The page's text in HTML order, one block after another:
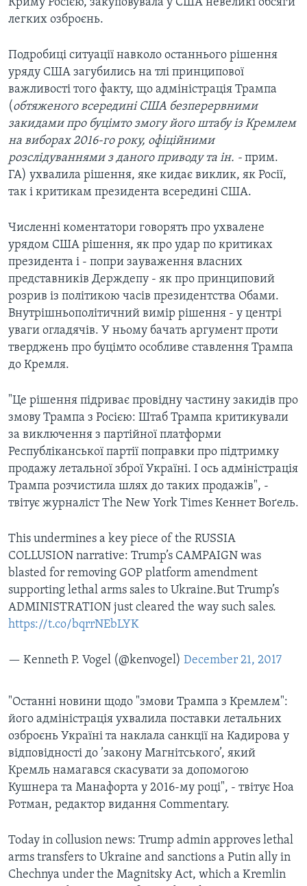
Криму Росією, закуповувала у США невеликі обсяги
легких озброєнь.
Подробиці ситуації навколо останнього рішення
уряду США загубились на тлі принципової
важливості того факту, що адміністрація Трампа
(обтяженого всередині США безперервними
закидами про буцімто змогу його штабу із Кремлем
на виборах 2016-го року, офіційними
розслідуваннями з даного приводу та ін. - прим.
ГА) ухвалила рішення, яке кидає виклик, як Росії,
так і критикам президента всередині США.
Численні коментатори говорять про ухвалене
урядом США рішення, як про удар по критиках
президента і - попри зауваження власних
представників Держдепу - як про принциповий
розрив із політикою часів президентства Обами.
Внутрішньополітичний вимір рішення - у центрі
уваги огладячів. У ньому бачать аргумент проти
тверджень про буцімто особливе ставлення Трампа
до Кремля.
"Це рішення підриває провідну частину закидів про
змову Трампа з Росією: Штаб Трампа критикували
за виключення з партійної платформи
Республіканської партії поправки про підтримку
продажу летальної зброї Україні. І ось адміністрація
Трампа розчистила шлях до таких продажів", -
твітує журналіст The New York Times Кеннет Воґель.
This undermines a key piece of the RUSSIA
COLLUSION narrative: Trump’s CAMPAIGN was
blasted for removing GOP platform amendment
supporting lethal arms sales to Ukraine.But Trump’s
ADMINISTRATION just cleared the way such sales.
https://t.co/bqrrNEbLYK
— Kenneth P. Vogel (@kenvogel) December 21, 2017
"Останні новини щодо "змови Трампа з Кремлем":
його адміністрація ухвалила поставки летальних
озброєнь Україні та наклала санкції на Кадирова у
відповідності до ’закону Магнітського’, який
Кремль намагався скасувати за допомогою
Кушнера та Манафорта у 2016-му році", - твітує Ноа
Ротман, редактор видання Commentary.
Today in collusion news: Trump admin approves lethal
arms transfers to Ukraine and sanctions a Putin ally in
Chechnya under the Magnitsky Act, which a Kremlin